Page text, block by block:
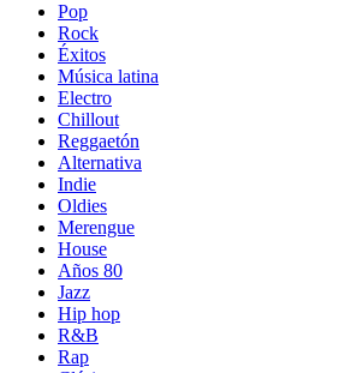
Pop
Rock
Éxitos
Música latina
Electro
Chillout
Reggaetón
Alternativa
Indie
Oldies
Merengue
House
Años 80
Jazz
Hip hop
R&B
Rap